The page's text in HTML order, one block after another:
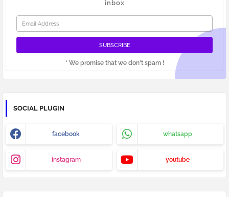
inbox
* We promise that we don't spam !
SOCIAL PLUGIN
facebook whatsapp
instagram youtube